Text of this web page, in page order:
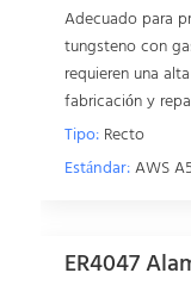
Adecuado para
tungsteno con
requieren una
fabricación y
Tipo: Recto
Estándar:AWS
ER4047